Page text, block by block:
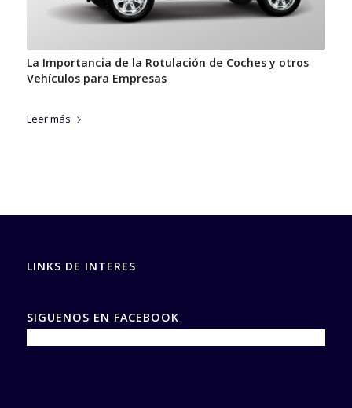
La Importancia de la Rotulación de Coches y otros
Vehículos para Empresas
Leer más
LINKS DE INTERES
SIGUENOS EN FACEBOOK